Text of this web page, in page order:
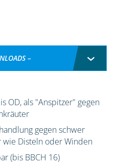
–
OD, als "Anspitzer" gegen
gegen schwer
Disteln oder Winden
(bis BBCH 16)